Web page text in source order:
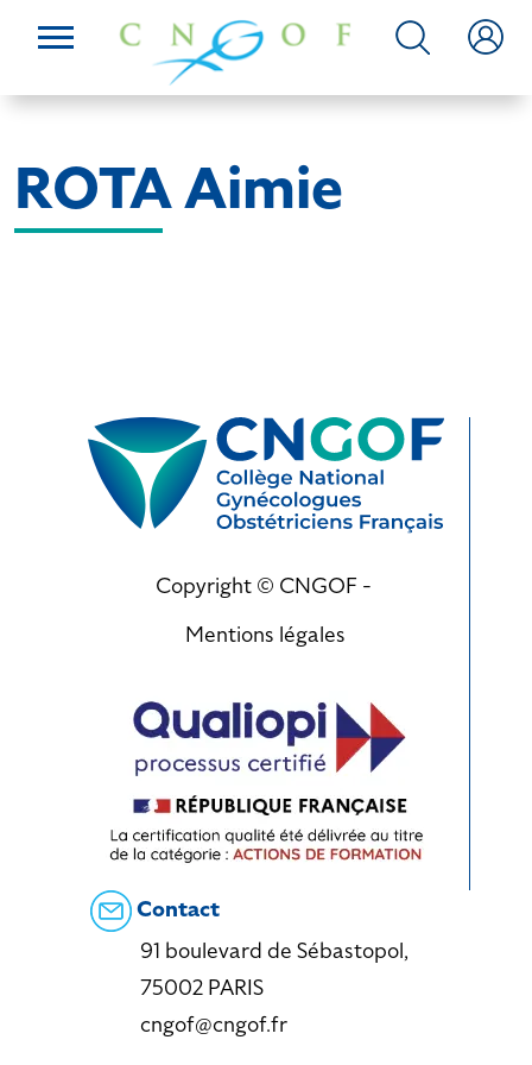
ROTA Aimie
Copyright © CNGOF -
Mentions légales
Contact
91 boulevard de Sébastopol,
75002 PARIS
cngof@cngof.fr